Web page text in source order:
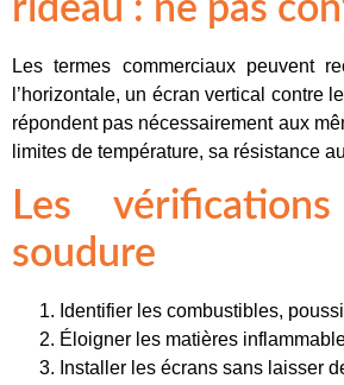
rideau : ne pas
Les termes commerciaux peuvent
l’horizontale, un écran vertical contre
répondent pas nécessairement aux
limites de température, sa résistance
Les
soudure
Identifier les combustibles,
Éloigner les matières
Installer les écrans sans laisser